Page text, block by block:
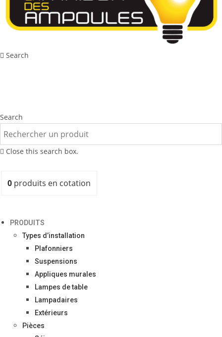
Search
Search
Close this search box.
0 produits en cotation
PRODUITS
Types d’installation
Plafonniers
Suspensions
Appliques murales
Lampes de table
Lampadaires
Extérieurs
Pièces